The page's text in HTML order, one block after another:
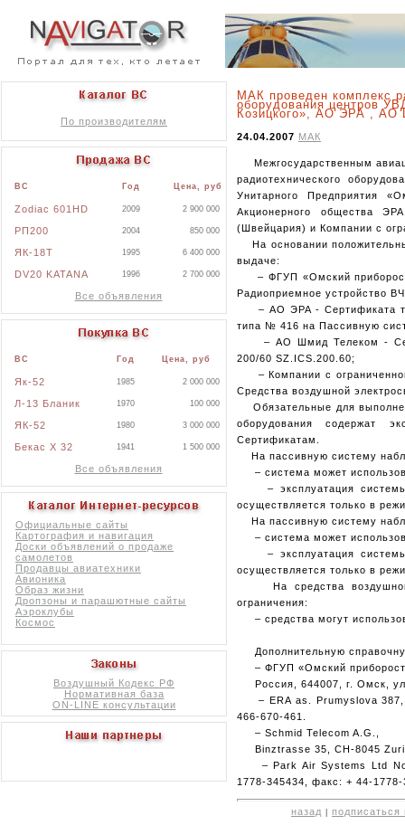
По производителям
ВС Год Цена, руб
Zodiac 601HD 2009 2 900 000
РП200 2004 850 000
ЯК-18Т 1995 6 400 000
DV20 KATANA 1996 2 700 000
Все объявления
ВС Год Цена, руб
Як-52 1985 2 000 000
Л-13 Бланик 1970 100 000
ЯК-52 1980 3 000 000
Бекас X 32 1941 1 500 000
Все объявления
Официальные сайты
Картография и навигация
Доски объявлений о продаже
самолетов
Продавцы авиатехники
Авионика
Образ жизни
Дропзоны и парашютные сайты
Аэроклубы
Космос
Воздушный Кодекс РФ
Нормативная база
ON-LINE консультации
МАК проведен комплекс
оборудования центров
Козицкого», АО ЭРА , АО
24.04.2007 МАК
Межгосударственным
радиотехнического
Унитарного Предприятия
Акционерного общества
(Швейцария) и Компании с
На основании
выдаче:
– ФГУП «Омский
Радиоприемное устройство
– АО ЭРА - Сертификата
типа № 416 на Пассивную
– АО Шмид Телеком -
200/60 SZ.ICS.200.60;
– Компании с
Средства воздушной
Обязательные для
оборудования содержат
Сертификатам.
На пассивную систему
– система может
– эксплуатация системы
осуществляется только в
На пассивную систему
– система может
– эксплуатация системы
осуществляется только в
На средства воздушной
ограничения:
– средства могут
Дополнительную
– ФГУП «Омский
Россия, 644007, г. Омск,
– ERA as. Prumyslova 387,
466-670-461.
– Schmid Telecom A.G.,
Binztrasse 35, CH-8045
– Park Air Systems Ltd
1778-345434, факс: + 44-
назад подписаться